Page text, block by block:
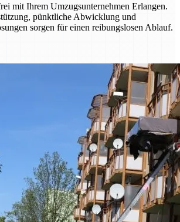
mit Ihrem Umzugsunternehmen Erlangen.
pünktliche Abwicklung und
sorgen für einen reibungslosen Ablauf.